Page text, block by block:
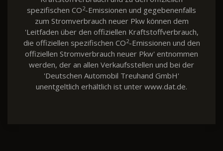
spezifischen CO2-Emissionen und gegebenenfalls
zum Stromverbrauch neuer Pkw können dem
'Leitfaden über den offiziellen Kraftstoffverbrauch,
die offiziellen spezifischen CO2-Emissionen und den
offiziellen Stromverbrauch neuer Pkw' entnommen
werden, der an allen Verkaufsstellen und bei der
'Deutschen Automobil Treuhand GmbH'
unentgeltlich erhältlich ist unter www.dat.de.